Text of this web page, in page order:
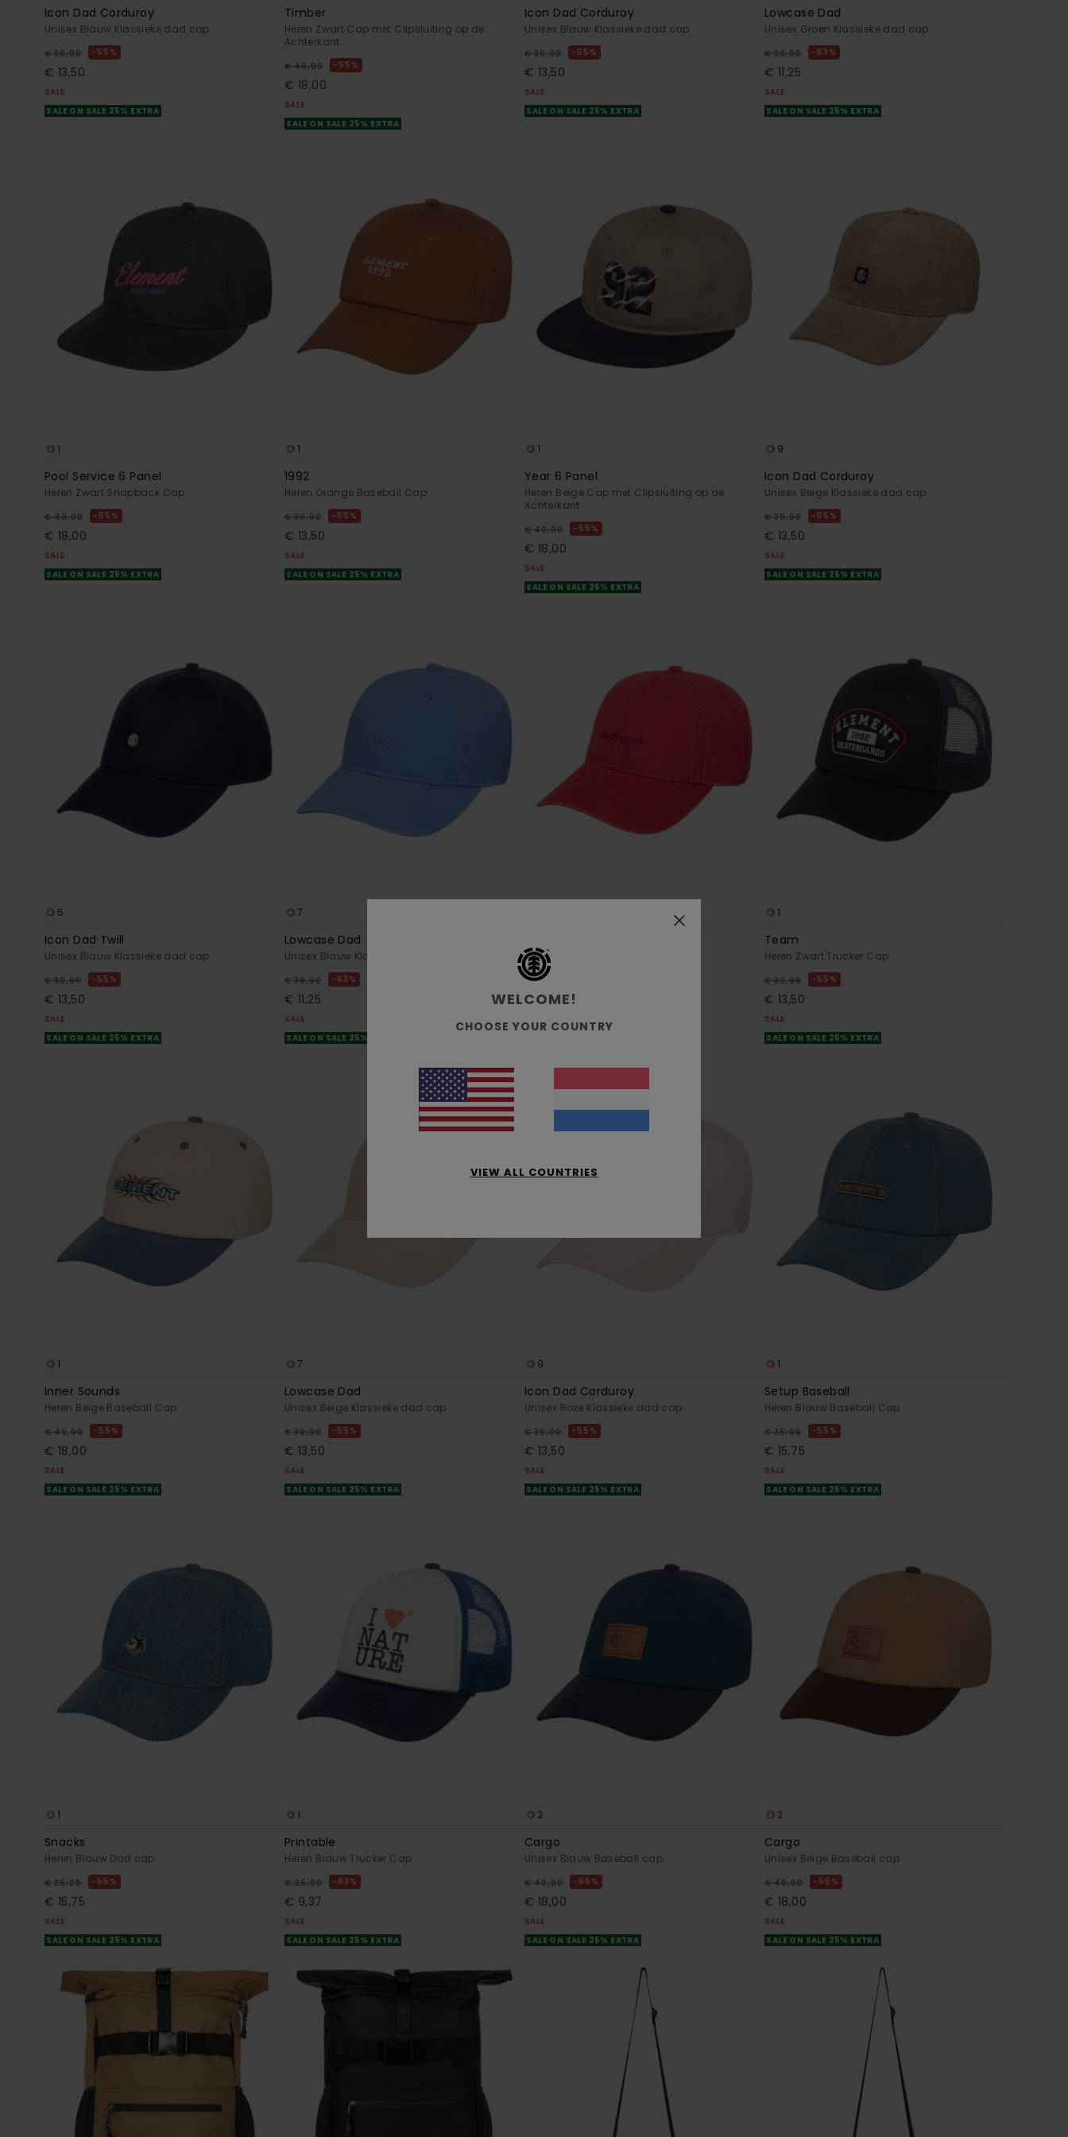
Icon Dad Corduroy
Unisex Blauw Klassieke dad cap
€ 30,00 55%
€ 13,50
SALE
SALE ON SALE 25% EXTRA
Timber
Heren Zwart Cap met Clipsluiting op de
Achterkant
€ 40,00 55%
€ 18,00
SALE
SALE ON SALE 25% EXTRA
Icon Dad Corduroy
Unisex Blauw Klassieke dad cap
€ 30,00 55%
€ 13,50
SALE
SALE ON SALE 25% EXTRA
Lowcase Dad
Unisex Groen Klassieke dad cap
€ 30,00 63%
€ 11,25
SALE
SALE ON SALE 25% EXTRA
1
Pool Service 6 Panel
Heren Zwart Snapback Cap
€ 40,00 55%
€ 18,00
SALE
SALE ON SALE 25% EXTRA
1
1992
Heren Orange Baseball Cap
€ 30,00 55%
€ 13,50
SALE
SALE ON SALE 25% EXTRA
1
Year 6 Panel
Heren Beige Cap met Clipsluiting op de
Achterkant
€ 40,00 55%
€ 18,00
SALE
SALE ON SALE 25% EXTRA
9
Icon Dad Corduroy
Unisex Beige Klassieke dad cap
€ 30,00 55%
€ 13,50
SALE
SALE ON SALE 25% EXTRA
5
Icon Dad Twill
Unisex Blauw Klassieke dad cap
€ 30,00 55%
€ 13,50
SALE
SALE ON SALE 25% EXTRA
7
Lowcase Dad
Unisex Blauw Klassieke dad cap
€ 30,00 63%
€ 11,25
SALE
SALE ON SALE 25% EXTRA
Unisex Rood Klassieke dad cap
€ 30,00
€ 13,50
1
Team
Heren Zwart Trucker Cap
€ 30,00 55%
€ 13,50
SALE
SALE ON SALE 25% EXTRA
1
Inner Sounds
Heren Beige Baseball Cap
€ 40,00 55%
€ 18,00
SALE
SALE ON SALE 25% EXTRA
7
Lowcase Dad
Unisex Beige Klassieke dad cap
€ 30,00 55%
€ 13,50
SALE
SALE ON SALE 25% EXTRA
9
Icon Dad Corduroy
Unisex Roze Klassieke dad cap
€ 30,00 55%
€ 13,50
SALE
SALE ON SALE 25% EXTRA
1
Setup Baseball
Heren Blauw Baseball Cap
€ 35,00 55%
€ 15,75
SALE
SALE ON SALE 25% EXTRA
1
Snacks
Heren Blauw Dad cap
€ 35,00 55%
€ 15,75
SALE
SALE ON SALE 25% EXTRA
1
Printable
Heren Blauw Trucker Cap
€ 25,00 63%
€ 9,37
SALE
SALE ON SALE 25% EXTRA
2
Cargo
Unisex Blauw Baseball cap
€ 40,00 55%
€ 18,00
SALE
SALE ON SALE 25% EXTRA
2
Cargo
Unisex Beige Baseball cap
€ 40,00 55%
€ 18,00
SALE
SALE ON SALE 25% EXTRA
WELCOME!
CHOOSE YOUR COUNTRY
VIEW ALL COUNTRIES